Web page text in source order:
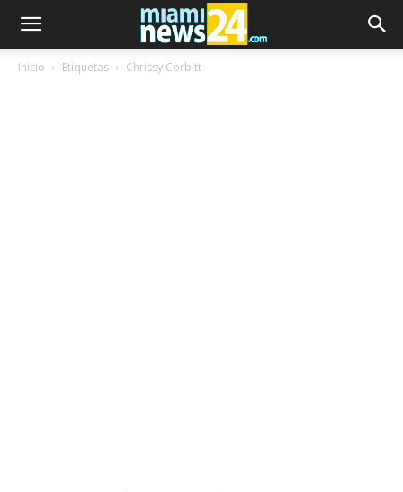
Inicio Etiquetas Chrissy Corbitt